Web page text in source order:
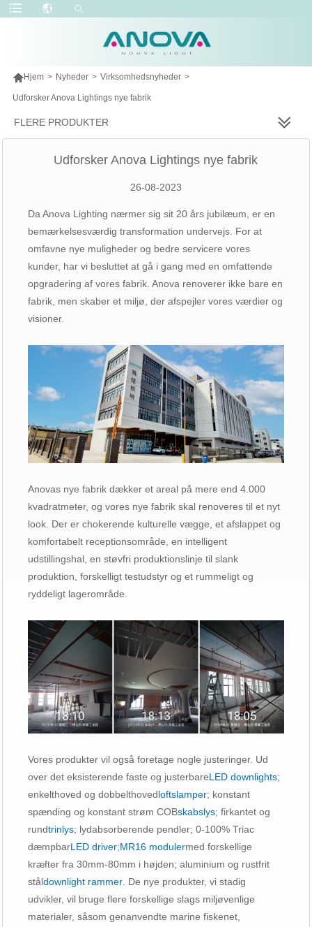
Hjem > Nyheder > Virksomhedsnyheder >
Udforsker Anova Lightings nye fabrik
FLERE PRODUKTER
Udforsker Anova Lightings nye fabrik
26-08-2023
Da Anova Lighting nærmer sig sit 20 års jubilæum, er en
bemærkelsesværdig transformation undervejs. For at
omfavne nye muligheder og bedre servicere vores
kunder, har vi besluttet at gå i gang med en omfattende
opgradering af vores fabrik. Anova renoverer ikke bare en
fabrik, men skaber et miljø, der afspejler vores værdier og
visioner.
Anovas nye fabrik dækker et areal på mere end 4.000
kvadratmeter, og vores nye fabrik skal renoveres til et nyt
look. Der er chokerende kulturelle vægge, et afslappet og
komfortabelt receptionsområde, en intelligent
udstillingshal, en støvfri produktionslinje til slank
produktion, forskelligt testudstyr og et rummeligt og
ryddeligt lagerområde.
Vores produkter vil også foretage nogle justeringer. Ud
over det eksisterende faste og justerbareLED downlights;
enkelthoved og dobbelthovedloftslamper; konstant
spænding og konstant strøm COBskabslys; firkantet og
rundtrinlys; lydabsorberende pendler; 0-100% Triac
dæmpbarLED driver;MR16 modulermed forskellige
kræfter fra 30mm-80mm i højden; aluminium og rustfrit
ståldownlight rammer . De nye produkter, vi stadig
udvikler, vil bruge flere forskellige slags miljøvenlige
materialer, såsom genanvendte marine fiskenet,